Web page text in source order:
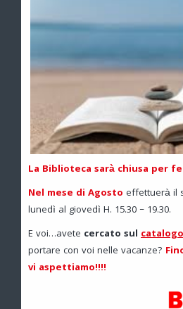
La Biblioteca sarà chiusa per
Nel mese di Agosto effettuerà il
lunedì al giovedì H. 15.30 – 19.30.
E voi…avete cercato sul catalogo
portare con voi nelle vacanze?
vi aspettiamo!!!!